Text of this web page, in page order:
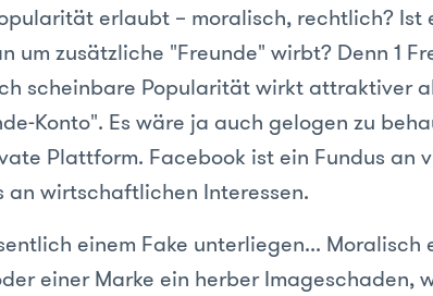
erlaubt – moralisch, rechtlich? Ist
um zusätzliche "Freunde" wirbt? Denn 1
scheinbare Popularität wirkt attraktiver
Konto". Es wäre ja auch gelogen zu
Plattform. Facebook ist ein Fundus an
an wirtschaftlichen Interessen.
einem Fake unterliegen... Moralisch
einer Marke ein herber Imageschaden,